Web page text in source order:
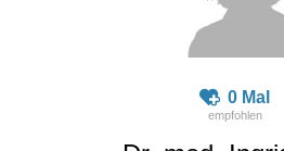
0 Mal